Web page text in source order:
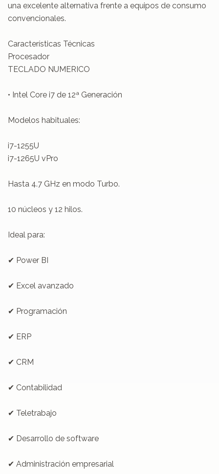
una excelente alternativa frente a equipos de consumo
convencionales.
Características Técnicas
Procesador
TECLADO NUMERICO
• Intel Core i7 de 12ª Generación
Modelos habituales:
i7-1255U
i7-1265U vPro
Hasta 4.7 GHz en modo Turbo.
10 núcleos y 12 hilos.
Ideal para:
✔ Power BI
✔ Excel avanzado
✔ Programación
✔ ERP
✔ CRM
✔ Contabilidad
✔ Teletrabajo
✔ Desarrollo de software
✔ Administración empresarial